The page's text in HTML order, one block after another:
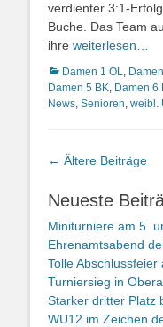
verdienter 3:1-
Buche. Das Team
ihre weiterlesen…
Kategorien
Damen 1 OL,
Damen 5 BK, Damen 6
News, Senioren, weibl.
← Ältere Beiträge
Neueste
Miniturniere am 5.
Ehrenamtsabend
Tolle
Turniersieg in
Starker dritter Platz
WU12 im Zeichen